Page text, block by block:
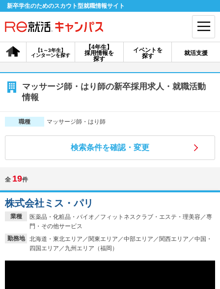
新卒学生のためのスカウト型就職情報サイト
【4年生】
採用情報を
探す
【1～3年生】
インターンを探す
イベントを
探す
就活支援
会員登録 ログイン
会員ID・パスワードを忘れた方はこちら
説明会を探す
インターンを探す
イベントを探す
就活ノウハウ・サポート
就活支援
就活ノウハウが満載！
就活コラム
マッサージ師・はり師の新卒採用求人・就職活動
情報
職種 マッサージ師・はり師
検索条件を確認・変更
全 19件
業種
医薬品・化粧品・バイオ／フィットネスクラブ・エステ・理美容／専
門・その他サービス
勤務地
北海道・東北エリア／関東エリア／中部エリア／関西エリア／中国・
四国エリア／九州エリア（福岡）
株式会社ミス・パリ